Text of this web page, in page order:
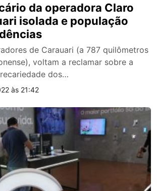
da operadora Claro
isolada e população
de Carauari (a 787 quilômetros
voltam a reclamar sobre a
dos…
às 21:42